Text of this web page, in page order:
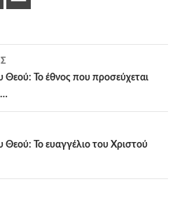
Το έθνος που προσεύχεται
Το ευαγγέλιο του Χριστού